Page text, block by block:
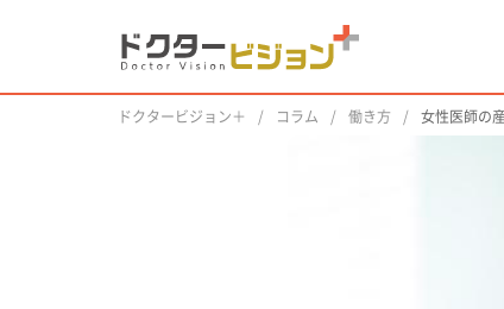
ドクタービジョン＋ コラム 働き方 女性医師の